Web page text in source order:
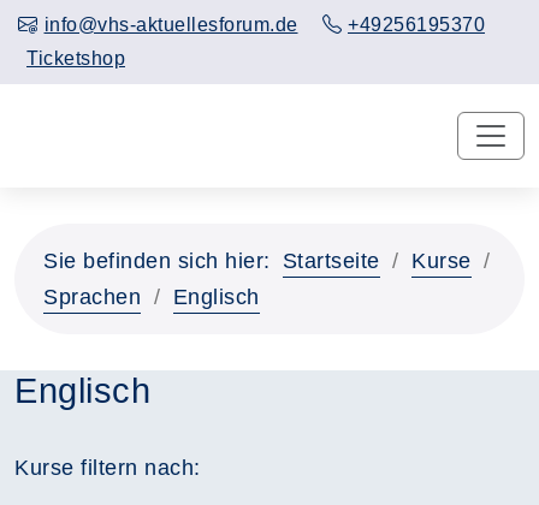
info@vhs-aktuellesforum.de
+49256195370
Ticketshop
Sie befinden sich hier: Startseite
Kurse
Sprachen
Englisch
Englisch
Kurse filtern nach: